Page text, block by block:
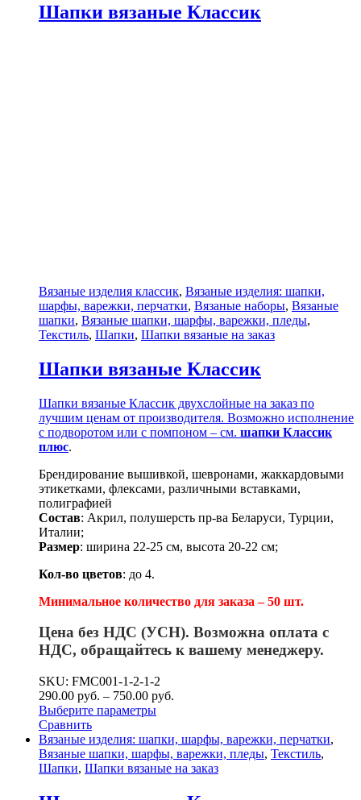
Шапки вязаные Классик
Вязаные изделия классик, Вязаные изделия: шапки,
шарфы, варежки, перчатки, Вязаные наборы, Вязаные
шапки, Вязаные шапки, шарфы, варежки, пледы,
Текстиль, Шапки, Шапки вязаные на заказ
Шапки вязаные Классик
Шапки вязаные Классик двухслойные на заказ по
лучшим ценам от производителя. Возможно исполнение
с подворотом или с помпоном – см. шапки Классик
плюс.
Брендирование вышивкой, шевронами, жаккардовыми
этикетками, флексами, различными вставками,
полиграфией
Состав: Акрил, полушерсть пр-ва Беларуси, Турции,
Италии;
Размер: ширина 22-25 см, высота 20-22 см;
Кол-во цветов: до 4.
Минимальное количество для заказа – 50 шт.
Цена без НДС (УСН). Возможна оплата с
НДС, обращайтесь к вашему менеджеру.
SKU: FMC001-1-2-1-2
290.00 руб. – 750.00 руб.
Выберите параметры
Сравнить
Вязаные изделия: шапки, шарфы, варежки, перчатки,
Вязаные шапки, шарфы, варежки, пледы, Текстиль,
Шапки, Шапки вязаные на заказ